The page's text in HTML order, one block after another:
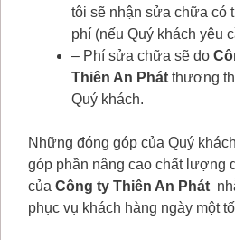
tôi sẽ nhận sửa chữa có
phí (nếu Quý khách yêu
– Phí sửa chữa sẽ do
Thiên An Phát thương
Quý khách.
Những đóng góp của Quý
góp phần nâng cao chất lượng
của Công ty Thiên An Phát
phục vụ khách hàng ngày một